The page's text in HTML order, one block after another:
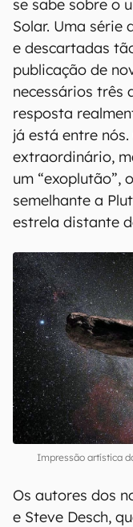
se sabe sobre o
Solar. Uma série
e descartadas
publicação de
necessários três
resposta
já está entre nós.
extraordinário,
um “exoplutão”,
semelhante a
estrela distante
Impressão artística
Os autores dos
e Steve Desch,